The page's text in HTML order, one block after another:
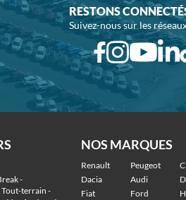
RESTONS
Suivez-nous sur les
-
Tout-terrain -
NOS MARQUES
Renault Peugeot
Dacia
Audi
Fiat
Ford